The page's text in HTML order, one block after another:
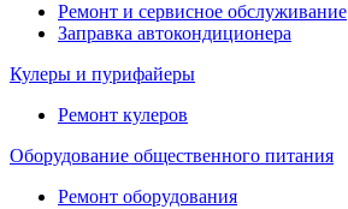
Ремонт и сервисное обслуживание
Заправка автокондиционера
Кулеры и пурифайеры
Ремонт кулеров
Оборудование общественного питания
Ремонт оборудования